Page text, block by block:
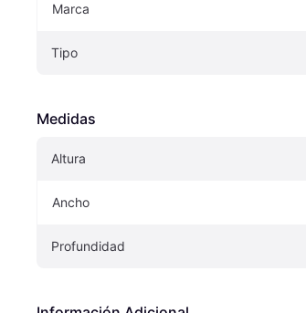
Marca
Tipo
Medidas
Altura
Ancho
Profundidad